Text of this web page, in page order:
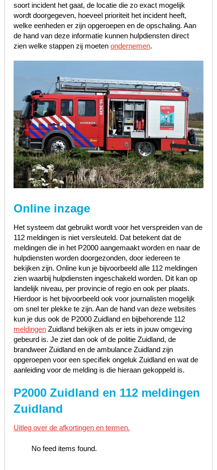
soort incident het gaat, de locatie die zo exact mogelijk
wordt doorgegeven, hoeveel prioriteit het incident heeft,
welke eenheden er zijn opgeroepen en de opschaling. Aan
de hand van deze informatie kunnen hulpdiensten direct
zien welke stappen zij moeten ondernemen.
Online inzage
Het systeem dat gebruikt wordt voor het verspreiden van de
112 meldingen is niet versleuteld. Dat betekent dat de
meldingen die in het P2000 aangemaakt worden en naar de
hulpdiensten worden doorgezonden, door iedereen te
bekijken zijn. Online kun je bijvoorbeeld alle 112 meldingen
zien waarbij hulpdiensten ingeschakeld worden. Dit kan op
landelijk niveau, per provincie of regio en ook per plaats.
Hierdoor is het bijvoorbeeld ook voor journalisten mogelijk
om snel ter plekke te zijn. Aan de hand van deze websites
kun je dus ook de P2000 Zuidland en bijbehorende 112
meldingenZuidland bekijken als er iets in jouw omgeving
gebeurd is. Je ziet dan ook of de politie Zuidland, de
brandweer Zuidland en de ambulance Zuidland zijn
opgeroepen voor een specifiek ongeluk Zuidland en wat de
aanleiding voor de melding is die hieraan gekoppeld is.
P2000 Zuidland en 112 meldingen
Zuidland
Uitleg over de afkortingen en termen.
No feed items found.